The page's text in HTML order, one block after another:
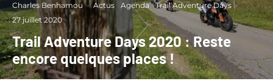
Charles Benhamou · Actus Agenda Trail Adventure Days ·
27 juillet 2020
Trail Adventure Days 2020 : Reste
encore quelques places !